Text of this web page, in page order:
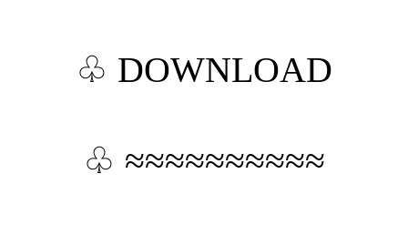
♧ DOWNLOAD
♧ ≈≈≈≈≈≈≈≈≈≈